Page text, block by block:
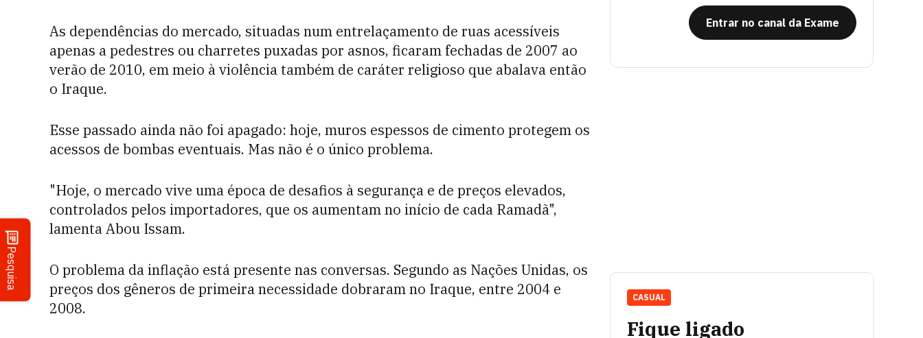
Pesquisa
As dependências do mercado, situadas num entrelaçamento de ruas acessíveis
apenas a pedestres ou charretes puxadas por asnos, ficaram fechadas de 2007 ao
verão de 2010, em meio à violência também de caráter religioso que abalava então
o Iraque.
Esse passado ainda não foi apagado: hoje, muros espessos de cimento protegem os
acessos de bombas eventuais. Mas não é o único problema.
"Hoje, o mercado vive uma época de desafios à segurança e de preços elevados,
controlados pelos importadores, que os aumentam no início de cada Ramadã",
lamenta Abou Issam.
O problema da inflação está presente nas conversas. Segundo as Nações Unidas, os
preços dos gêneros de primeira necessidade dobraram no Iraque, entre 2004 e
2008.
Entrar no canal da Exame
Fique ligado
CASUAL